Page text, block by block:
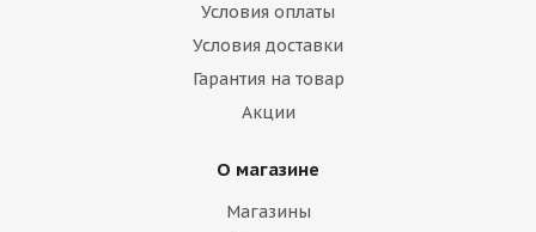
Условия оплаты
Условия доставки
Гарантия на товар
Акции
О магазине
Магазины